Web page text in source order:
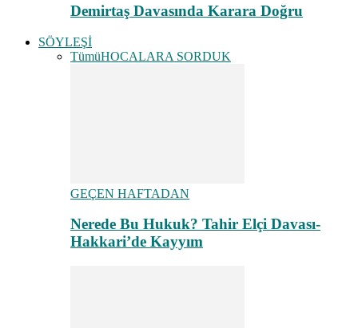
Demirtaş Davasında Karara Doğru
SÖYLEŞİ
TümüHOCALARA SORDUK
GEÇEN HAFTADAN
Nerede Bu Hukuk? Tahir Elçi Davası-
Hakkari’de Kayyım